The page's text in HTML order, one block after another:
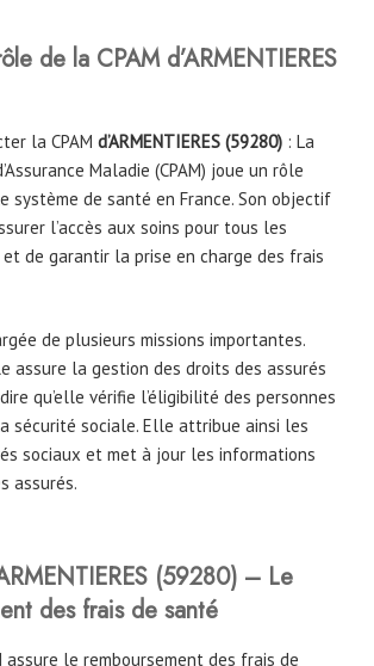
de la CPAM d’ARMENTIERES
la CPAM d’ARMENTIERES (59280) : La
Maladie (CPAM) joue un rôle
système de santé en France. Son objectif
l’accès aux soins pour tous les
de garantir la prise en charge des frais
de plusieurs missions importantes.
assure la gestion des droits des assurés
qu’elle vérifie l’éligibilité des personnes
sécurité sociale. Elle attribue ainsi les
sociaux et met à jour les informations
assurés.
(59280) – Le
des frais de santé
assure le remboursement des frais de